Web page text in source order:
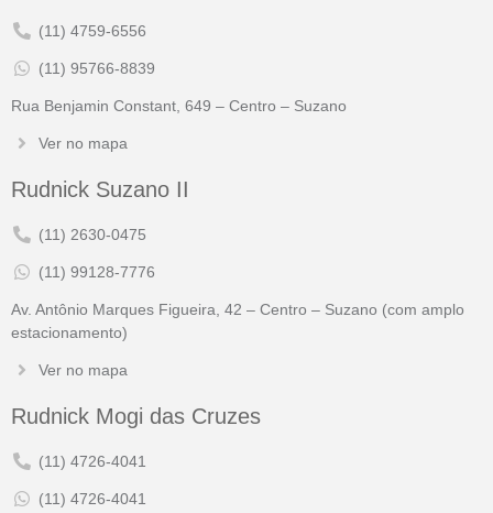
(11) 4759-6556
(11) 95766-8839
Rua Benjamin Constant, 649 – Centro – Suzano
Ver no mapa
Rudnick Suzano II
(11) 2630-0475
(11) 99128-7776
Av. Antônio Marques Figueira, 42 – Centro – Suzano (com amplo
estacionamento)
Ver no mapa
Rudnick Mogi das Cruzes
(11) 4726-4041
(11) 4726-4041